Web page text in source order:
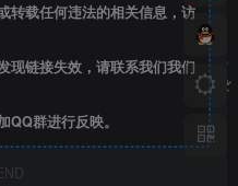
转载任何违法的相关信息，访
现链接失效，请联系我们我们
群进行反映。